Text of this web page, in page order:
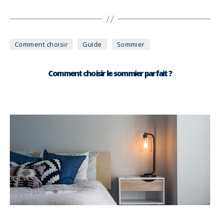
Catégories
Comment choisir Guide Sommier
Comment choisir le sommier parfait ?